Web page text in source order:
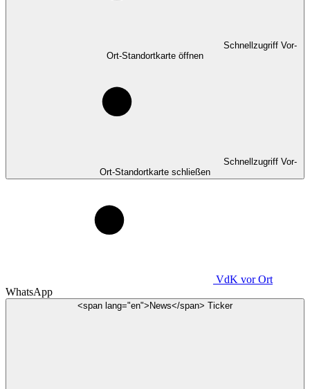
Schnellzugriff Vor-
Ort-Standortkarte öffnen
Schnellzugriff Vor-
Ort-Standortkarte schließen
VdK vor Ort
WhatsApp
<span lang="en">News</span> Ticker